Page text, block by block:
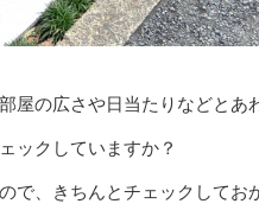
屋の広さや日当たりなどとあ
ックしていますか？
で、きちんとチェックしてお